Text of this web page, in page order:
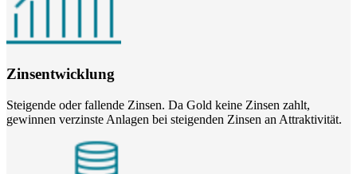
Zinsentwicklung
Steigende oder fallende Zinsen. Da Gold keine Zinsen zahlt,
gewinnen verzinste Anlagen bei steigenden Zinsen an Attraktivität.